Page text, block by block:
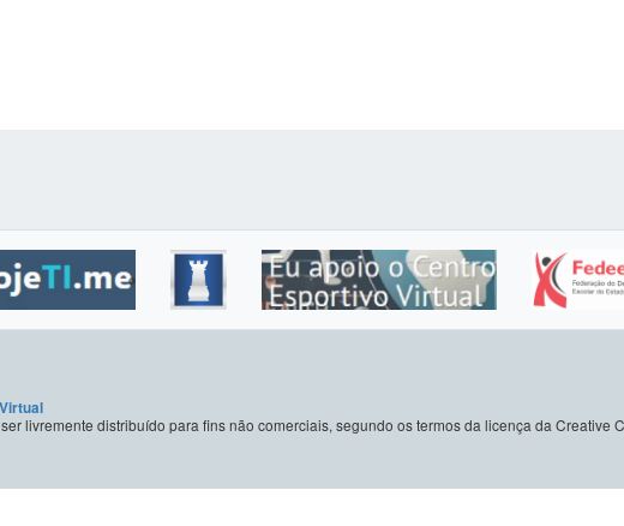
livremente distribuído para fins não comerciais, segundo os termos da licença da Creative